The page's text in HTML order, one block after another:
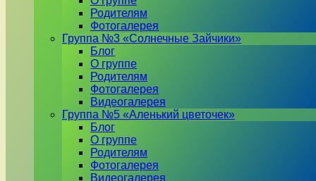
Родителям
Фотогалерея
Группа №3 «Солнечные Зайчики»
Блог
О группе
Родителям
Фотогалерея
Видеогалерея
Группа №5 «Аленький цветочек»
Блог
О группе
Родителям
Фотогалерея
Видеогалерея